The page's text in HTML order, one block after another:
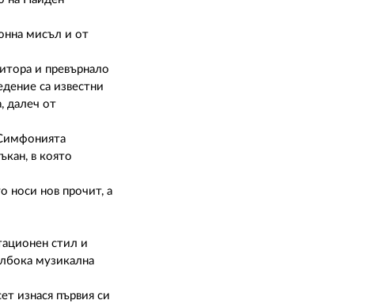
мисъл и от
и превърнало
са известни
далеч от
в която
носи нов прочит, а
стил и
музикална
изнася първия си